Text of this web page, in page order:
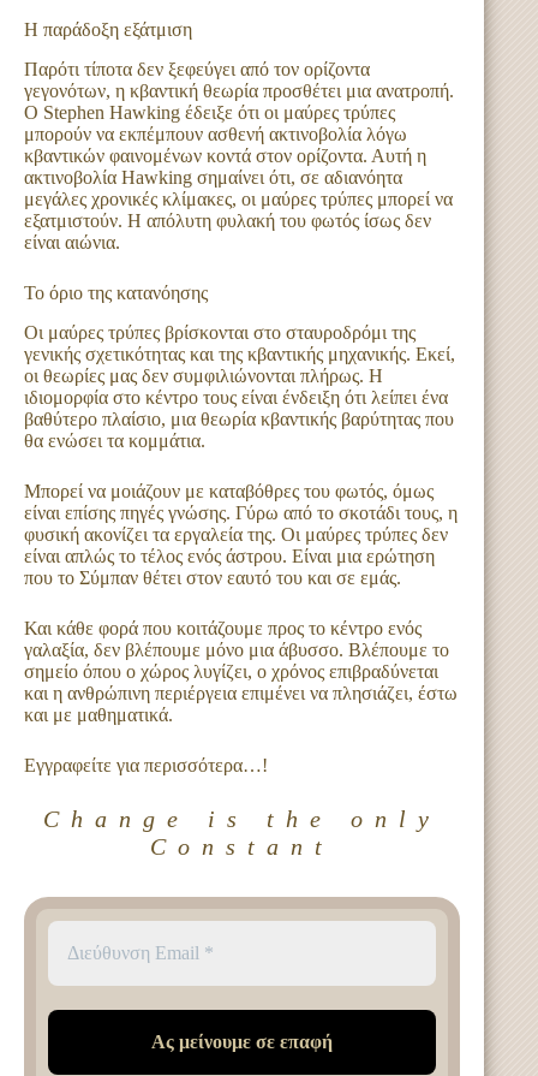
Η παράδοξη εξάτμιση
Παρότι τίποτα δεν ξεφεύγει από τον ορίζοντα
γεγονότων, η κβαντική θεωρία προσθέτει μια ανατροπή.
Ο Stephen Hawking έδειξε ότι οι μαύρες τρύπες
μπορούν να εκπέμπουν ασθενή ακτινοβολία λόγω
κβαντικών φαινομένων κοντά στον ορίζοντα. Αυτή η
ακτινοβολία Hawking σημαίνει ότι, σε αδιανόητα
μεγάλες χρονικές κλίμακες, οι μαύρες τρύπες μπορεί να
εξατμιστούν. Η απόλυτη φυλακή του φωτός ίσως δεν
είναι αιώνια.
Το όριο της κατανόησης
Οι μαύρες τρύπες βρίσκονται στο σταυροδρόμι της
γενικής σχετικότητας και της κβαντικής μηχανικής. Εκεί,
οι θεωρίες μας δεν συμφιλιώνονται πλήρως. Η
ιδιομορφία στο κέντρο τους είναι ένδειξη ότι λείπει ένα
βαθύτερο πλαίσιο, μια θεωρία κβαντικής βαρύτητας που
θα ενώσει τα κομμάτια.
Μπορεί να μοιάζουν με καταβόθρες του φωτός, όμως
είναι επίσης πηγές γνώσης. Γύρω από το σκοτάδι τους, η
φυσική ακονίζει τα εργαλεία της. Οι μαύρες τρύπες δεν
είναι απλώς το τέλος ενός άστρου. Είναι μια ερώτηση
που το Σύμπαν θέτει στον εαυτό του και σε εμάς.
Και κάθε φορά που κοιτάζουμε προς το κέντρο ενός
γαλαξία, δεν βλέπουμε μόνο μια άβυσσο. Βλέπουμε το
σημείο όπου ο χώρος λυγίζει, ο χρόνος επιβραδύνεται
και η ανθρώπινη περιέργεια επιμένει να πλησιάζει, έστω
και με μαθηματικά.
Εγγραφείτε για περισσότερα…!
Change is the only
Constant